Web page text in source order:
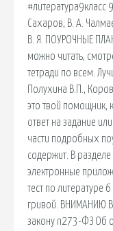
#литература9класс
Сахаров, В. А.
В. Я. ПОУРОЧНЫЕ
можно читать,
тетради по всем.
Полухина В.П.,
это твой помощник,
ответ на задание
части подробных
содержит. В
электронные
тест по литературе
гривой. ВНИМАНИЮ
закону n273-ФЗ Об